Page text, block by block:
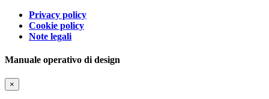
Privacy policy
Cookie policy
Note legali
Manuale operativo di design
×